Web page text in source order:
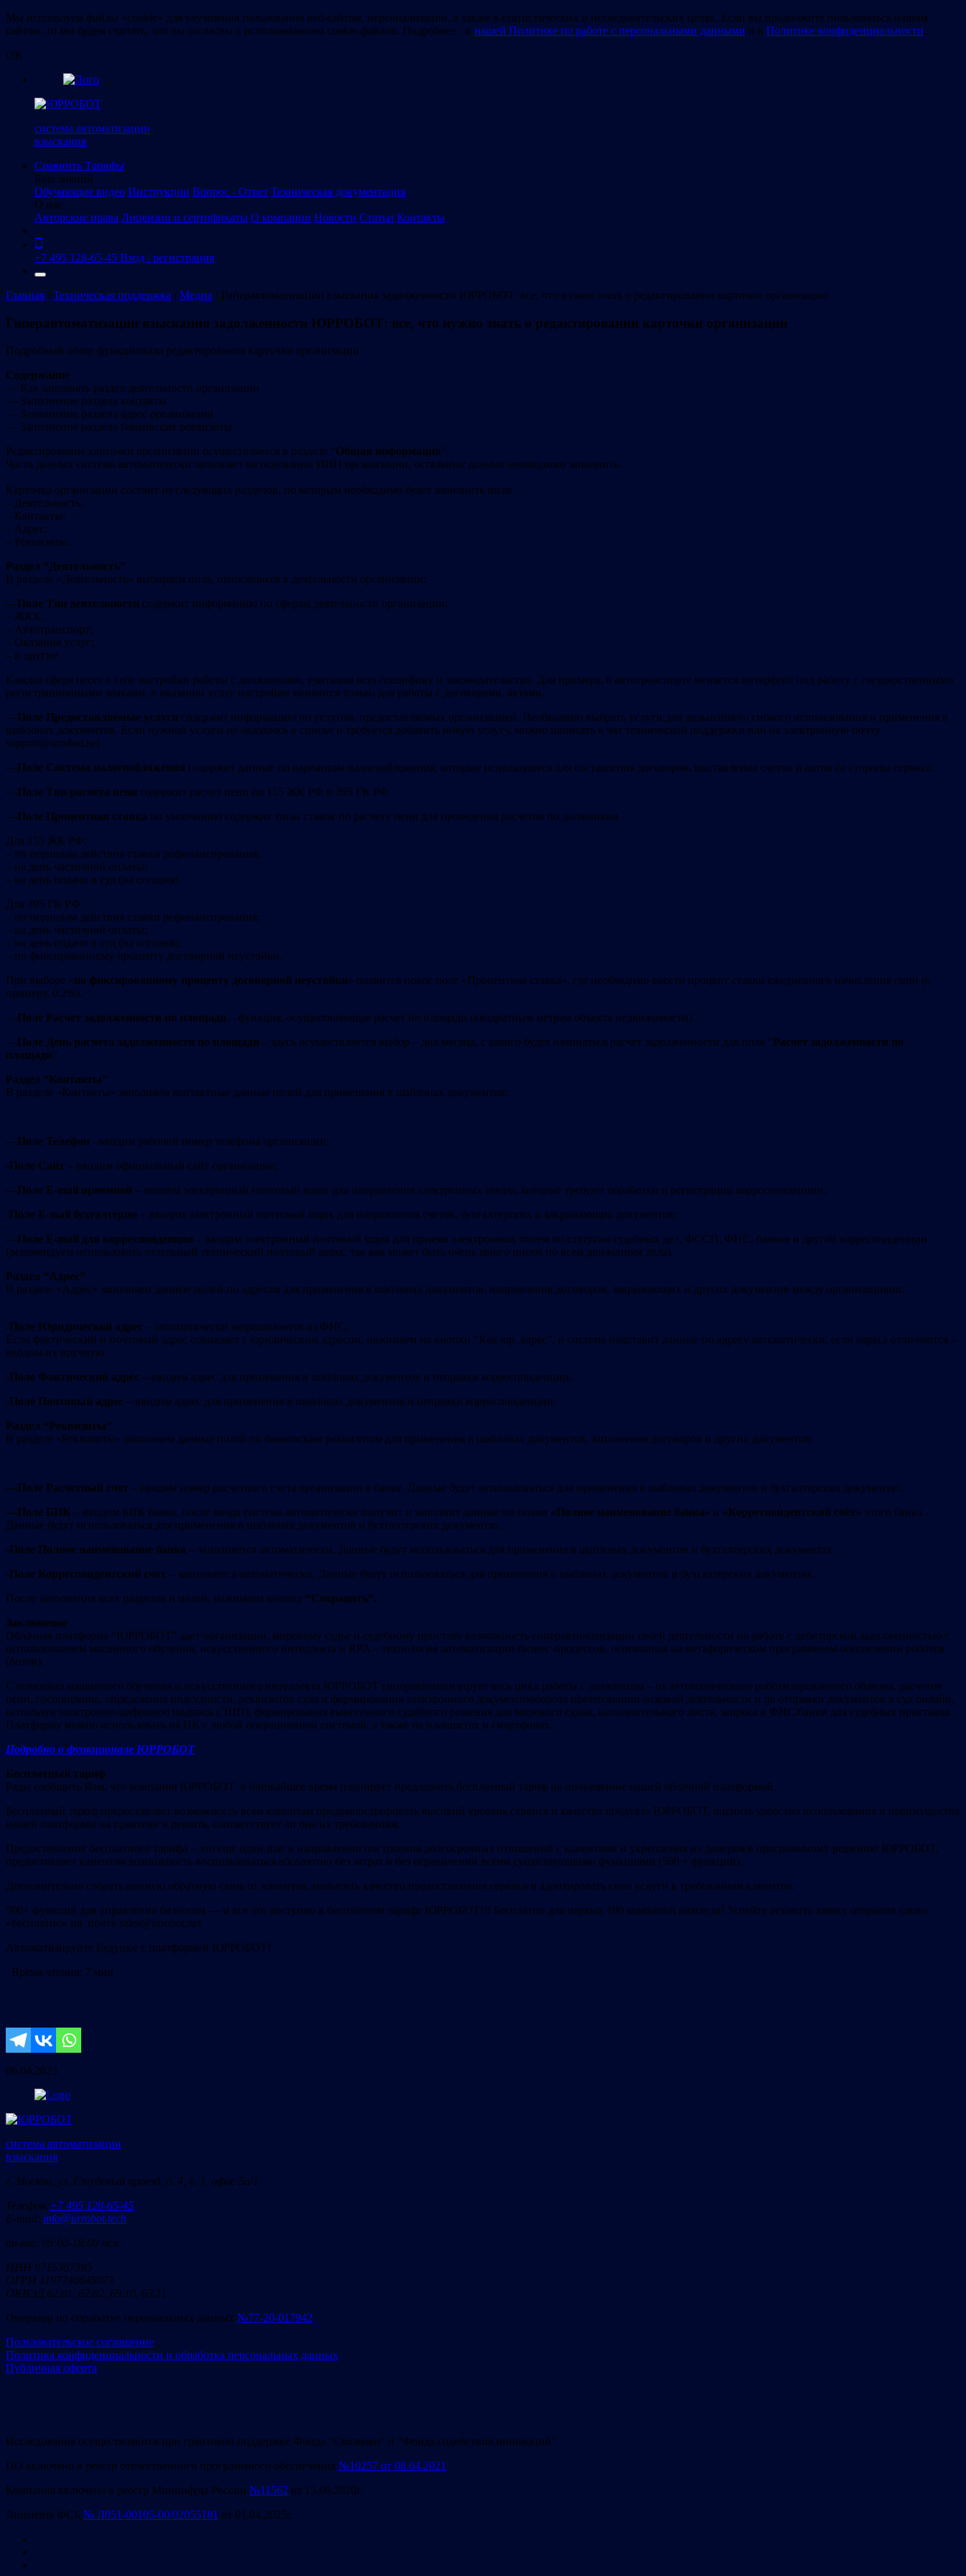
Мы используем файлы «cookie» для улучшения пользования веб-сайтом, персонализации, а также в статистических и исследовательских целях. Если вы продолжите пользоваться нашим
сайтом, то мы будем считать, что вы согласны с использованием cookie-файлов. Подробнее - в нашей Политике по работе с персональными данными и в Политике конфиденциальности.
OK
система автоматизации
взыскания
Сравнить Тарифы
База знаний
Обучающие видео Инструкции Вопрос - Ответ Техническая документация
О нас
Авторские права Лицензии и сертификаты О компании Новости Статьи Контакты
+7 495 128-65-45 Вход / регистрация
Главная / Техническая поддержка / Медиа / Гиперавтоматизации взыскания задолженности ЮРРОБОТ: все, что нужно знать о редактировании карточки организации
Гиперавтоматизации взыскания задолженности ЮРРОБОТ: все, что нужно знать о редактировании карточки организации
Подробный обзор функционала редактирования карточки организации
Содержание
— Как заполнять раздел деятельности организации
— Заполнение раздела контакты
— Заполнение раздела адрес организации
— Заполнение раздела банковские реквизиты
Редактирование карточки организации осуществляется в разделе “Общая информация”.
Часть данных система автоматически заполняет на основании ИНН организации, остальные данные необходимо заполнить.
Карточка организации состоит из следующих разделов, по которым необходимо будет заполнить поля:
– Деятельность;
– Контакты;
– Адрес;
– Реквизиты.
Раздел “Деятельность”
В разделе «Деятельность» выбираем поля, относящиеся к деятельности организации:
—Поле Тип деятельности содержит информацию по сферам деятельности организации:
– ЖКХ;
– Автотранспорт;
– Оказания услуг;
– и другие.
Каждая сфера несет в себе настройки работы с должниками, учитывая всю специфику и законодательство. Для примера, в автотранспорте меняется интерфейс под работу с государственными
регистрационными знаками, в оказании услуг настройки меняются только для работы с договорами, актами.
—Поле Предоставляемые услуги содержит информацию по услугам, предоставляемых организацией. Необходимо выбрать услуги для дальнейшего гибкого использования и применения в
шаблонах документов. Если нужной услуги не оказалось в списке и требуется добавить новую услугу, можно написать в чат технической поддержки или на электронную почту
support@urrobot.net
—Поле Система налогообложения содержит данные по вариантам налогообложения, которые используются для составления договоров, выставления счетов и актов со стороны сервиса.
—Поле Тип расчета пени содержит расчет пени по 155 ЖК РФ и 395 ГК РФ.
—Поле Процентная ставка по умолчанию содержит типы ставок по расчету пени для проведения расчётов по должникам.
Для 155 ЖК РФ:
– по периодам действия ставки рефинансирования;
– на день частичной оплаты;
– на день подачи в суд (на сегодня).
Для 395 ГК РФ:
– по периодам действия ставки рефинансирования;
– на день частичной оплаты;
– на день подачи в суд (на сегодня);
– по фиксированному проценту договорной неустойки.
При выборе «по фиксированному проценту договорной неустойки» появится новое поле «Процентная ставка», где необходимо ввести процент ставки ежедневного начисления пени (к
примеру, 0,2%).
—Поле Расчет задолженности по площади – функция, осуществляющая расчет по площади (квадратным метрам объекта недвижимости).
—Поле День расчета задолженности по площади – здесь осуществляется выбор – дня месяца, с какого будет начинаться расчет задолженности для поля “Расчет задолженности по
площади”.
Раздел “Контакты”
В разделе «Контакты» заполняем контактные данные полей для применения в шаблонах документов:
—Поле Телефон –вводим рабочий номер телефона организации;
-Поле Сайт – вводим официальный сайт организации;
—Поле E-mail приемной – вводим электронный почтовый ящик для направления электронных писем, которые требуют обработки и регистрации корреспонденции;
-Поле E-mail бухгалтерии – вводим электронный почтовый ящик для направления счетов, бухгалтерских и закрывающих документов;
—Поле E-mail для корреспонденции – вводим электронный почтовый ящик для приема электронных писем по статусам судебных дел, ФССП, ФНС, банков и другой корреспонденции
(рекомендуем использовать отдельный технический почтовый ящик, так как может быть очень много писем по всем движениям дела).
Раздел “Адрес”
В разделе «Адрес» заполняем данные полей по адресам для применения в шаблонах документов, направления договоров, закрывающих и других документов между организациями:
-Поле Юридический адрес – автоматически запрашивается из ФНС;
Если фактический и почтовый адрес совпадает с юридическим адресом, нажимаем на кнопки “Как юр. адрес”, и система подставит данные по адресу автоматически, если адреса отличаются –
вводим их вручную.
-Поле Фактический адрес – вводим адрес для применения в шаблонах документов и отправки корреспонденции;
-Поле Почтовый адрес – вводим адрес для применения в шаблонах документов и отправки корреспонденции.
Раздел “Реквизиты”
В разделе «Реквизиты» заполняем данные полей по банковским реквизитам для применения в шаблонах документов, заполнения договоров и других документов:
—Поле Расчетный счет – вводим номер расчетного счета организации в банке. Данные будут использоваться для применения в шаблонах документов и бухгалтерских документах.
—Поле БИК – вводим БИК банка, после ввода система автоматически получит и заполнит данные по полям «Полное наименование банка» и «Корреспондентский счёт» этого банка.
Данные будут использоваться для применения в шаблонах документов и бухгалтерских документах.
-Поле Полное наименование банка – заполняется автоматически. Данные будут использоваться для применения в шаблонах документов и бухгалтерских документах.
-Поле Корреспондентский счет – заполняется автоматически. Данные будут использоваться для применения в шаблонах документов и бухгалтерских документах.
После заполнения всех разделов и полей, нажимаем кнопку “Сохранить“.
Заключение
Облачная платформа “ЮРРОБОТ” дает организации, мировому судье и судебному приставу возможность гиперавтоматизации своей деятельности по работе с дебиторской задолженностью с
использованием машинного обучения, искусственного интеллекта и RPA – технология автоматизации бизнес-процессов, основанная на метафорическом программном обеспечении роботов
(ботов).
С помощью машинного обучения и искусственного интеллекта ЮРРОБОТ гиперавтоматизирует весь цикл работы с должником – от автоматического роботизированного обзвона, расчетов
пени, госпошлины, определения подсудности, реквизитов суда и формирования электронного документооборота претензионно-исковой деятельности и до отправки документов в суд онлайн,
используя электронно-цифровую подпись (ЭЦП), формирования вынесенного судебного решения для мирового судьи, исполнительного листа, запроса в ФНС/банки для судебных приставов.
Платформу можно использовать на ПК с любой операционной системой, а также на планшетах и смартфонах.
Подробно о функционале ЮРРОБОТ
Бесплатный тариф
Рады сообщить Вам, что компания ЮРРОБОТ в ближайшее время планирует предложить бесплатный тариф на пользование нашей облачной платформой.
Бесплатный тариф предоставляет возможность всем клиентам продемонстрировать высокий уровень сервиса и качества продукта ЮРРОБОТ, оценить удобство использования и преимущества
нашей платформы на практике и решить, соответствует ли она их требованиям.
Предоставление бесплатного тарифа – это еще один шаг в направлении построения долгосрочных отношений с клиентами и укрепления их доверия к программному решению ЮРРОБОТ,
предоставляет клиентам возможность воспользоваться абсолютно без затрат и без ограничений всеми существующими функциями (500 + функций).
Дополнительно собрать ценную обратную связь от клиентов, повысить качество предоставления сервиса и адаптировать свои услуги к требованиям клиентов.
500+ функций для управления бизнесом — и все это доступно в бесплатном тарифе ЮРРОБОТ!!! Бесплатно для первых 100 компаний навсегда! Успейте оставить заявку отправив слово
«бесплатно» на почту sales@urrobot.net
Автоматизируйте Будущее с платформой ЮРРОБОТ!
Время чтения: 7 мин
06.04.2023
система автоматизации
взыскания
г. Москва, ул. Студеный проезд, д. 4, к. 1, офис 5а/1
Телефон:+7 495 128-65-45
E-mail: info@urrobot.tech
пн-пт: 09:00-18:00 мск
ИНН 9715367395
ОГРН 1197746645073
ОКВЭД 62.01, 62.02, 69.10, 63.11
Оператор по обработке персональных данных №77-20-017942
Пользовательское соглашение
Политика конфиденциальности и обработка персональных данных
Публичная оферта
Исследования осуществляются при грантовой поддержке Фонда "Сколково" и "Фонда содействия инноваций"
ПО включено в реестр отечественного программного обеспечения №10257 от 08.04.2021
Компания включена в реестр Минцифры России №11562 от 15.06.2020г.
Лицензия ФСБ № Л051-00105-00/02055181 от 01.04.2025г.